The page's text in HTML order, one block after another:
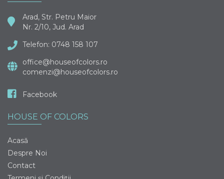
Arad, Str. Petru Maior
Nr. 2/10, Jud. Arad
Telefon: 0748 158 107
office@houseofcolors.ro
comenzi@houseofcolors.ro
Facebook
HOUSE OF COLORS
Acasă
Despre Noi
Contact